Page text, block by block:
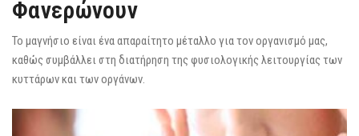
Φανερώνουν
Το μαγνήσιο είναι ένα απαραίτητο μέταλλο για τον οργανισμό μας,
καθώς συμβάλλει στη διατήρηση της φυσιολογικής λειτουργίας των
κυττάρων και των οργάνων.